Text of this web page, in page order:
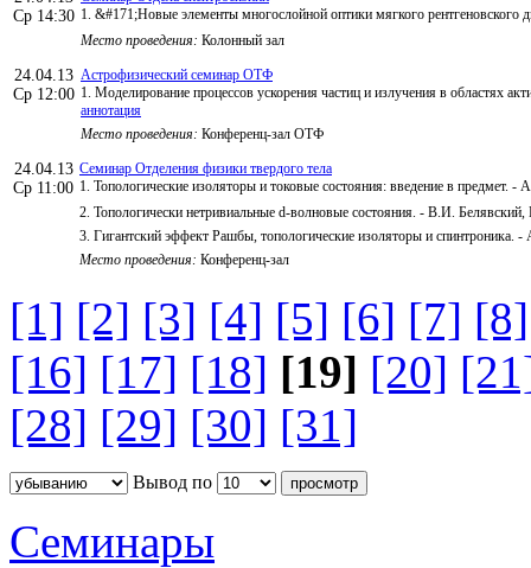
Ср 14:30 1. &#171;Новые элементы многослойной оптики мягкого
Место проведения: Колонный зал
24.04.13
Ср 12:00
Астрофизический семинар ОТФ
1. Моделирование процессов ускорения частиц и излучения в областях
аннотация
Место проведения: Конференц-зал ОТФ
24.04.13
Ср 11:00
Семинар Отделения физики твердого тела
1. Топологические изоляторы и токовые состояния: введение в предмет. -
2. Топологически нетривиальные d-волновые состояния. - В.И.
3. Гигантский эффект Рашбы, топологические изоляторы и спинтроника. -
Место проведения: Конференц-зал
[1] [2] [3] [4] [5] [6] [7] [8]
[16] [17] [18] [19] [20]
[28] [29] [30] [31]
Вывод по
Семинары